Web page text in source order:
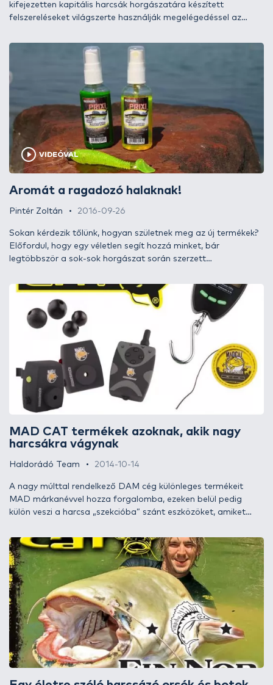
kifejezetten kapitális harcsák horgászatára készített
felszereléseket világszerte használják megelégedéssel az
megismerni, s megkedvelni ezeket a termékeket. Nem is csoda
ez, hiszen aki egyszer a kezébe vesz egy ízig-vérig német
precizitással készült MAD CAT terméket, majd
megtapasztalja annak erejét és hatékonyságát, az feltétlen
bizalmát veti belé a későbbiekben. Ebben az írásban olyan
újdonságokat mutatunk be, melyekről úgy gondoljuk, hogy
szintén az itthoni harcsahorgászok kedvenceivé válhatnak.
Hogy milyen kiváló eszközökkel bővítettük kínálatunkat, az
írásra kattintva kiderül!
VIDEÓVAL
Aromát a ragadozó halaknak!
Pintér Zoltán 2016-09-26
Sokan kérdezik tőlünk, hogyan születnek meg az új termékek?
Előfordul, hogy egy véletlen segít hozzá minket, bár
legtöbbször a sok-sok horgászat során szerzett
termékünkbe. A ma bemutatásra váró 2017-es újdonságok
szintén egy ilyen megfigyelésen alapulnak. Korábban azt
gondoltuk, hogy a békéshalas, feederbotos horgászatok
közben megfogott ragadozóhalak csupán a véletlennek
köszönhetőek, de amikor összevetettük a különböző
élményeink és tapasztalataink közti összefüggéseket,
rájöttünk arra, hogy bizonyos ízek igenis hatással vannak a
ragadozó halakra!
MAD CAT termékek azoknak, akik nagy
harcsákra vágynak
Haldorádó Team 2014-10-14
A nagy múlttal rendelkező DAM cég különleges termékeit
MAD márkanévvel hozza forgalomba, ezeken belül pedig
külön veszi a harcsa „szekcióba” szánt eszközöket, amiket
garantáltan helytáll a legnagyobb harcsákkal való küzdelem
során is. Hogy milyen termékek kerültek fel áruházi
kínálatunkba, az az írásból kiderül.